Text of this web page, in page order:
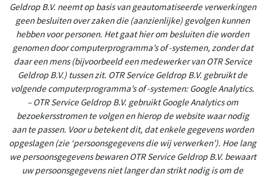
Geldrop B.V. neemt op basis van geautomatiseerde verwerkingen
geen besluiten over zaken die (aanzienlijke) gevolgen kunnen
hebben voor personen. Het gaat hier om besluiten die worden
genomen door computerprogramma’s of -systemen, zonder dat
daar een mens (bijvoorbeeld een medewerker van OTR Service
Geldrop B.V.) tussen zit. OTR Service Geldrop B.V. gebruikt de
volgende computerprogramma’s of -systemen: Google Analytics.
– OTR Service Geldrop B.V. gebruikt Google Analytics om
bezoekersstromen te volgen en hierop de website waar nodig
aan te passen. Voor u betekent dit, dat enkele gegevens worden
opgeslagen (zie ‘persoonsgegevens die wij verwerken’). Hoe lang
we persoonsgegevens bewaren OTR Service Geldrop B.V. bewaart
uw persoonsgegevens niet langer dan strikt nodig is om de